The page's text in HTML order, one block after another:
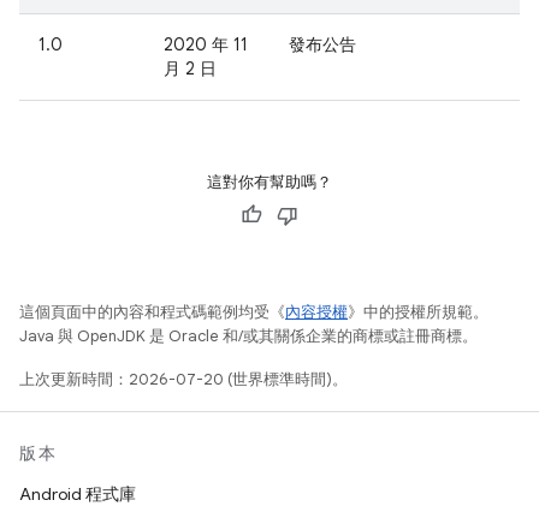
1.0
2020 年 11
月 2 日
發布公告
這對你有幫助嗎？
這個頁面中的內容和程式碼範例均受《內容授權》中的授權所規範。
Java 與 OpenJDK 是 Oracle 和/或其關係企業的商標或註冊商標。
上次更新時間：2026-07-20 (世界標準時間)。
版本
Android 程式庫